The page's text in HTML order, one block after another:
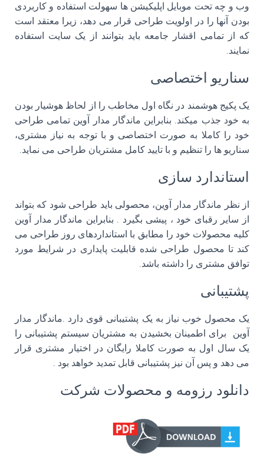
وب و چه تحت موبایل اپلیکیشن ها سهولت استفاده و کاربردی
بودن آنها را در اولویت طراحی قرار می دهد، زیرا معتقد است
که از تمامی اقشار جامعه باید بتوانند از یک سایت استفاده
نمایند.
سناریو اختصاصی
یک پکیج هوشمند در نگاه اول مخاطب را از لحاظ هوشیار بودن
به خود جذب میکند. بنابراین ماندگار مدار آوین تمامی طراحی
خود را کاملا به صورت اختصاصی و با توجه به نیاز مشتری،
سناریو ها را تنظیم و با تایید کامل مشتریان طراحی می نماید.
استاندارد سازی
از نظر ماندگار مدار آوین، محصولی باید طراحی شود که بتواند
از سایر رقبای خود ، پیشی بگیرد . بنابراین ماندگار مدار آوین
کلیه محصولات خود را مطابق با استانداردهای روز طراحی می
کند تا محصول طراحی شده قابلیت پایداری در شرایط مورد
توافق مشتری را داشته باشد.
پشتیبانی
یک محصول خوب نیاز به یک پشتیبانی قوی دارد .ماندگار مدار
آوین برای اطمینان بخشیدن به مشتریان سیستم پشتیبانی را
یک سال اول به صورت کاملا رایگان در اختیار مشتری قرار
می دهد و پس آن نیز پشتیبانی قابل تمدید خواهد بود .
دانلود رزومه و محصولات شرکت